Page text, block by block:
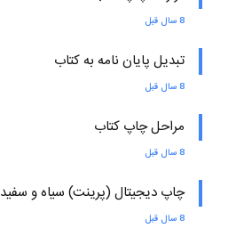
8 سال قبل
تبدیل پایان نامه به کتاب
8 سال قبل
مراحل چاپ کتاب
8 سال قبل
چاپ دیجیتال (پرینت) سیاه و سفید
8 سال قبل